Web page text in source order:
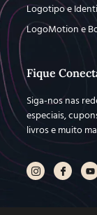
Logotipo e
LogoMotion e
Fique
Siga-nos nas
especiais,
livros e muito